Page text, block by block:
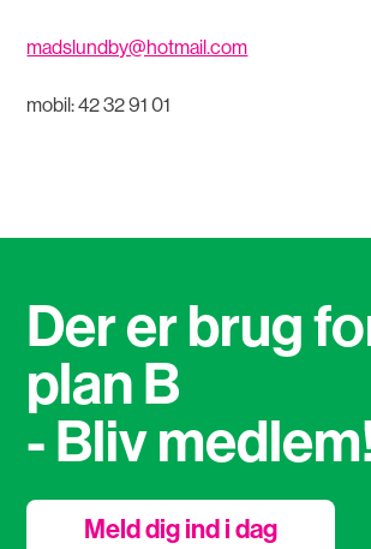
madslundby@hotmail.com
mobil: 42 32 91 01
Der er brug
plan B
- Bliv
Meld dig ind i dag